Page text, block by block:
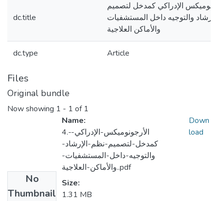
dc.title
الإدراكي كمدخل لتصميم
والتوجيه داخل المستشفيات
والأماكن العلاجية
dc.type Article
Files
Original bundle
Now showing 1 - 1 of 1
No
Thumbnail
Name:
4.-الأرجونوميكس-الإدراكي-
كمدخل-لتصميم-نظم-الإرشاد-
والتوجيه-داخل-المستشفيات-
والأماكن-العلاجية..pdf
Size:
1.31 MB
Down
load